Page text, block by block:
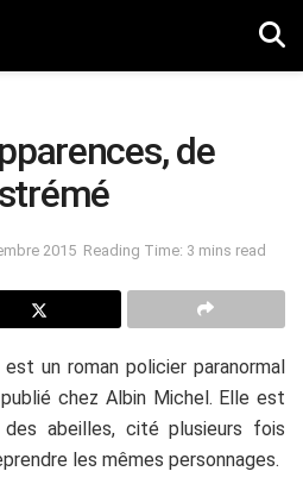
de
2015 Reading Time: 3 mins read
un roman policier paranormal
chez Albin Michel. Elle est
des abeilles, cité plusieurs fois
les mêmes personnages.